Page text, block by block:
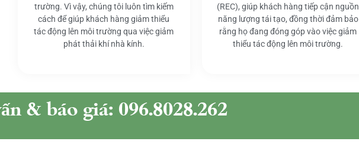
trường. Vì vậy, chúng tôi luôn tìm kiếm
cách để giúp khách hàng giảm thiểu
tác động lên môi trường qua việc giảm
phát thải khí nhà kính.
(REC), giúp khách hàng tiếp cận nguồn
năng lượng tái tạo, đồng thời đảm bảo
rằng họ đang đóng góp vào việc giảm
thiểu tác động lên môi trường.
& báo giá: 096.8028.262